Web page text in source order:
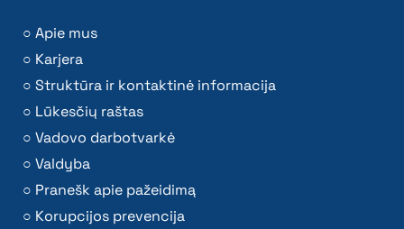
Apie mus
Karjera
Struktūra ir kontaktinė informacija
Lūkesčių raštas
Vadovo darbotvarkė
Valdyba
Pranešk apie pažeidimą
Korupcijos prevencija